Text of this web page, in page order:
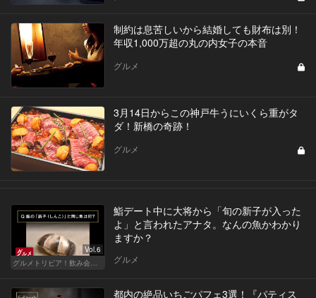
制約は息苦しいから結婚しても財布は別！
年収1,000万超の丸の内女子の本音
グルメ
3月14日からこの神戸牛うにいくら重がタ
ダ！新橋の奇跡！
グルメ
Vol.6
グルメトリビア！飲み会やデートで会話のネタになるQ＆A
鮨デート中に大将から「旬の新子が入った
よ」と言われたアナタ。なんの魚かわかり
ますか？
グルメ
都内の絶品いちごパフェ3選！『パティス